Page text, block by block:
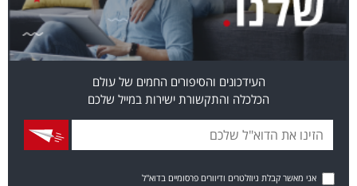
העידכונים והסיפורים החמים של עולם
הכלכלה והתקשורת ישירות במייל שלכם
אני מאשר קבלת ניוזלטרים ודיוורים פרסומיים בדוא"ל